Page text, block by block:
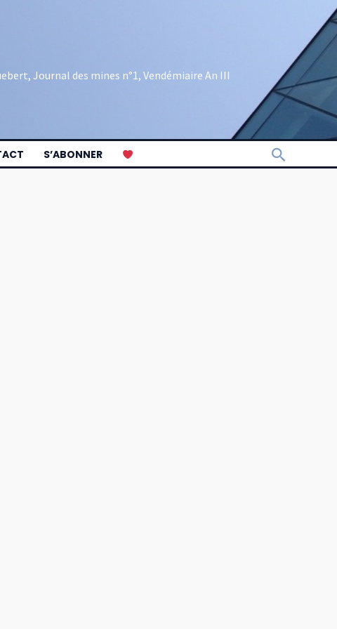
Journal des mines n°1, Vendémiaire An III
S’ABONNER